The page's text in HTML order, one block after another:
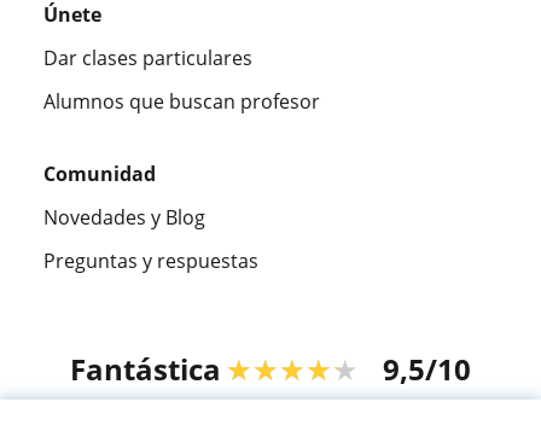
Únete
Dar clases particulares
Alumnos que buscan profesor
Comunidad
Novedades y Blog
Preguntas y respuestas
Fantástica ★★★★★ 9,5/10